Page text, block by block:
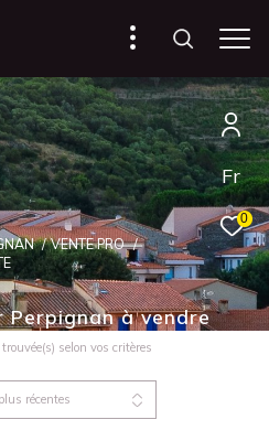
Fr
0
VENTE PRO
à vendre
selon vos critères
récentes